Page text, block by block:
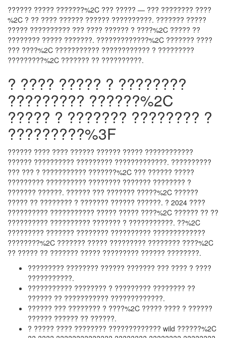
?????? ????? ???????%2C ??? ????? — ??? ???????? ????
%2C ? ?? ???? ?????? ?????? ??????????. ??????? ?????
????? ?????????? ??? ???? ?????? ? ????%2C ????? ??
???????? ????? ???????. ?????????????%2C ??????? ????
??? ????%2C ??????????? ???????????? ? ?????????
?????????%2C ??????? ?? ??????????.
? ???? ????? ? ????????
????????? ??????%2C
????? ? ??????? ???????? ?
?????????%3F
?????? ???? ???? ?????? ?????? ????? ????????????
?????? ?????????? ????????? ?????????????. ??????????
??? ??? ? ??????????? ???????%2C ??? ?????? ?????
????????? ?????????? ???????? ??????? ???????? ?
??????? ??????. ?????? ??? ??????? ?????%2C ??????
????? ?? ???????? ? ??????? ?????? ??????. ? 2024 ????
?????????? ??????????? ????? ????? ????%2C ?????? ?? ??
?????????? ?????????? ??????? ? ???????????. ??%2C
????????? ??????? ???????? ?????????? ?????????????
????????%2C ??????? ????? ????????? ???????? ????%2C
?? ????? ?? ??????? ????? ????????? ?????? ????????.
????????? ???????? ?????? ??????? ??? ???? ? ????
???????????.
??????????? ???????? ? ????????? ???????? ??
?????? ?? ??????????? ?????????????.
?????? ??? ???????? ? ????%2C ????? ???? ? ??????
?????? ?????? ?? ??????.
? ????? ???? ???????? ????????????? wild ??????%2C